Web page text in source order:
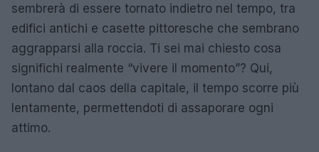
sembrerà di essere tornato indietro nel tempo, tra
edifici antichi e casette pittoresche che sembrano
aggrapparsi alla roccia. Ti sei mai chiesto cosa
significhi realmente “vivere il momento”? Qui,
lontano dal caos della capitale, il tempo scorre più
lentamente, permettendoti di assaporare ogni
attimo.